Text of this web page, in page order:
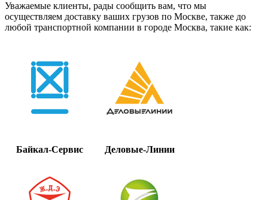
Уважаемые клиенты, рады сообщить вам, что мы
осуществляем доставку ваших грузов по Москве, также до
любой транспортной компании в городе Москва, такие как:
Байкал-Сервис Деловые-Линии